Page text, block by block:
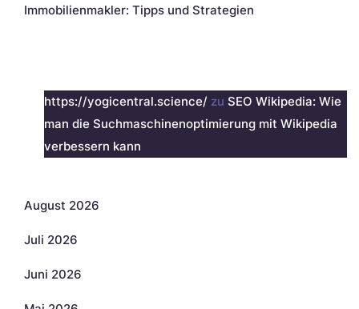
Immobilienmakler: Tipps und Strategien
https://yogicentral.science/ zu SEO Wikipedia: Wie
man die Suchmaschinenoptimierung mit Wikipedia
verbessern kann
August 2026
Juli 2026
Juni 2026